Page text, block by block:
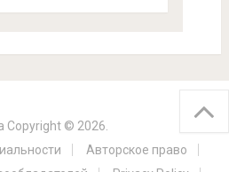
Copyright © 2026.
Авторское право